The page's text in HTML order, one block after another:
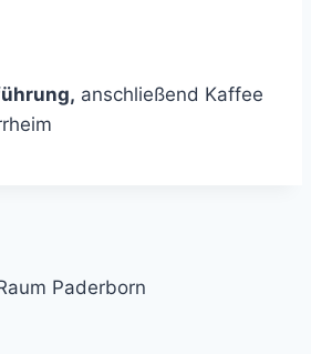
anschließend Kaffee
Paderborn